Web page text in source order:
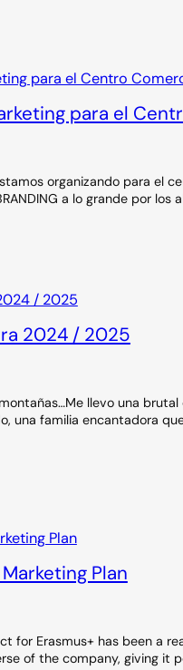
para el
organizando para el
a lo grande por los
2024 / 2025
llevo una
una familia encantadora
Plan
for Erasmus+ has been a
of the company, giving it